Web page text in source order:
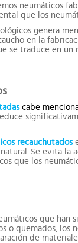
neumáticos
que los
genera
en la
se traduce en
cabe
recauchutados
Se evita la
que los
que han
o quemados,
de